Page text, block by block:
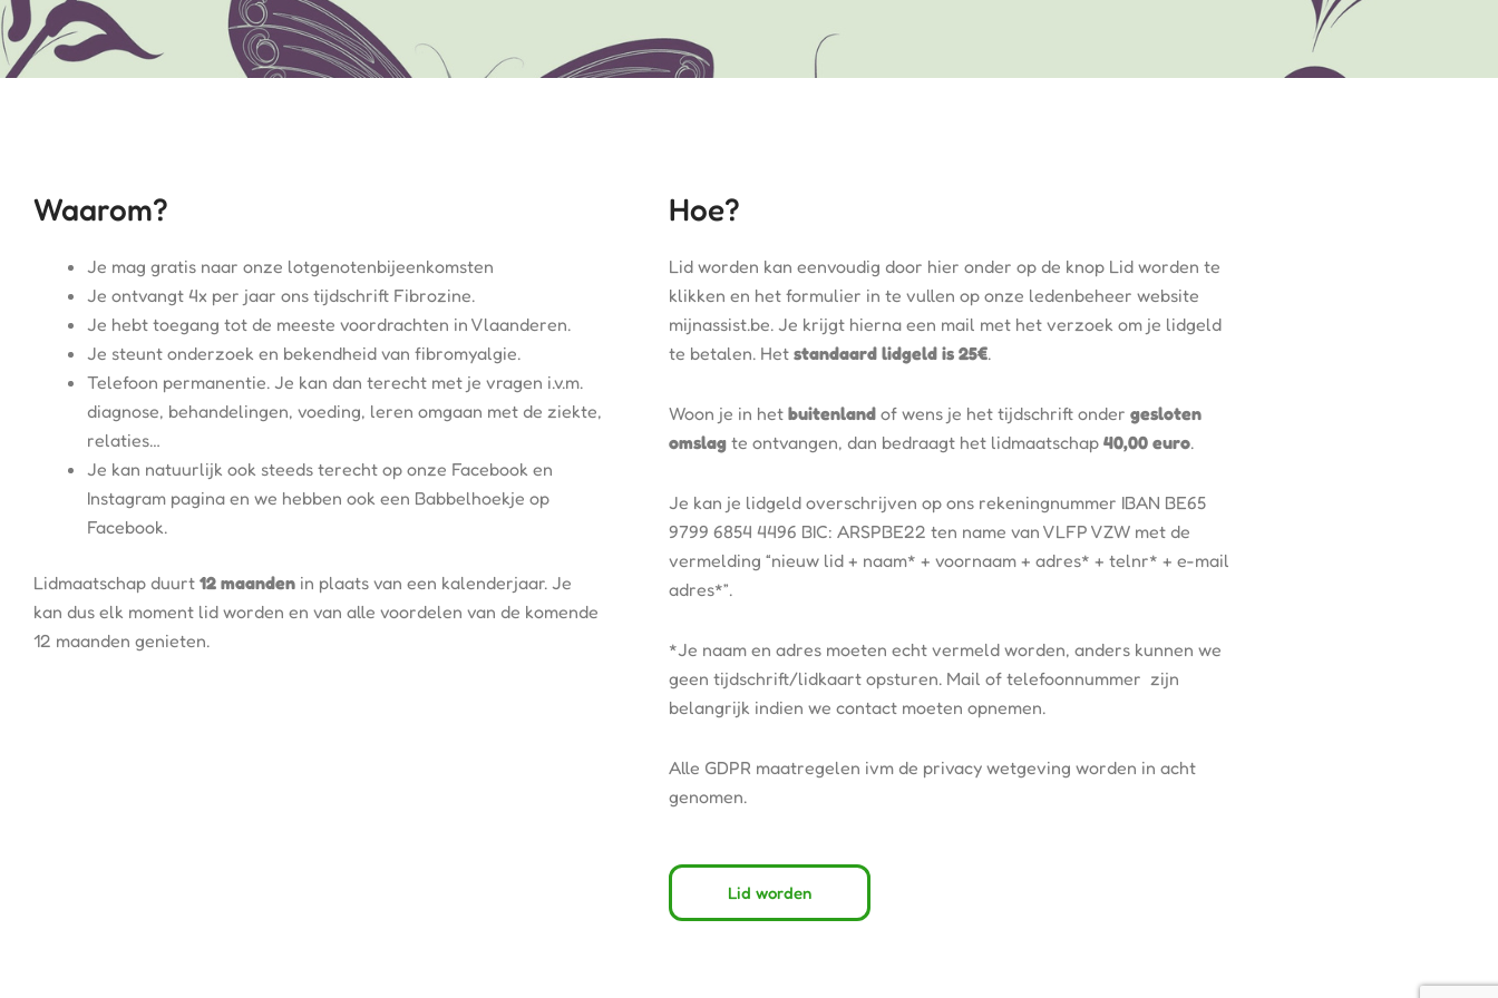
Waarom?
Je mag gratis naar onze lotgenotenbijeenkomsten
Je ontvangt 4x per jaar ons tijdschrift Fibrozine.
Je hebt toegang tot de meeste voordrachten in Vlaanderen.
Je steunt onderzoek en bekendheid van fibromyalgie.
Telefoon permanentie. Je kan dan terecht met je vragen i.v.m.
diagnose, behandelingen, voeding, leren omgaan met de ziekte,
relaties…
Je kan natuurlijk ook steeds terecht op onze Facebook en
Instagram pagina en we hebben ook een Babbelhoekje op
Facebook.
Lidmaatschap duurt 12 maanden in plaats van een kalenderjaar. Je
kan dus elk moment lid worden en van alle voordelen van de komende
12 maanden genieten.
Hoe?
Lid worden kan eenvoudig door hier onder op de knop Lid worden te
klikken en het formulier in te vullen op onze ledenbeheer website
mijnassist.be. Je krijgt hierna een mail met het verzoek om je lidgeld
te betalen. Het standaard lidgeld is 25€.
Woon je in het buitenland of wens je het tijdschrift onder gesloten
omslag te ontvangen, dan bedraagt het lidmaatschap 40,00 euro.
Je kan je lidgeld overschrijven op ons rekeningnummer IBAN BE65
9799 6854 4496 BIC: ARSPBE22 ten name van VLFP VZW met de
vermelding “nieuw lid + naam* + voornaam + adres* + telnr* + e-mail
adres*”.
*Je naam en adres moeten echt vermeld worden, anders kunnen we
geen tijdschrift/lidkaart opsturen. Mail of telefoonnummer zijn
belangrijk indien we contact moeten opnemen.
Alle GDPR maatregelen ivm de privacy wetgeving worden in acht
genomen.
Lid worden